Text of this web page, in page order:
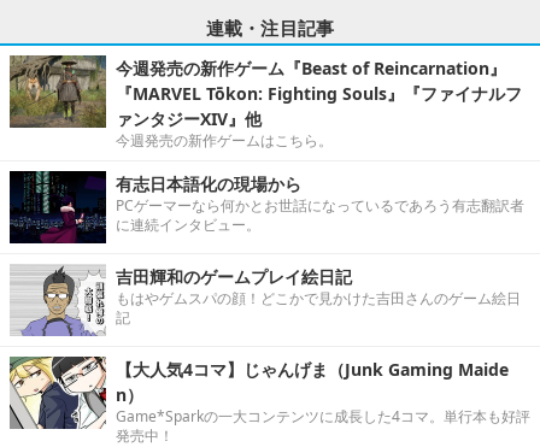
連載・注目記事
今週発売の新作ゲーム『Beast of Reincarnation』
『MARVEL Tōkon: Fighting Souls』『ファイナルフ
ァンタジーXIV』他
今週発売の新作ゲームはこちら。
有志日本語化の現場から
PCゲーマーなら何かとお世話になっているであろう有志翻訳者
に連続インタビュー。
吉田輝和のゲームプレイ絵日記
もはやゲムスパの顔！どこかで見かけた吉田さんのゲーム絵日
記
【大人気4コマ】じゃんげま（Junk Gaming Maide
n）
Game*Sparkの一大コンテンツに成長した4コマ。単行本も好評
発売中！